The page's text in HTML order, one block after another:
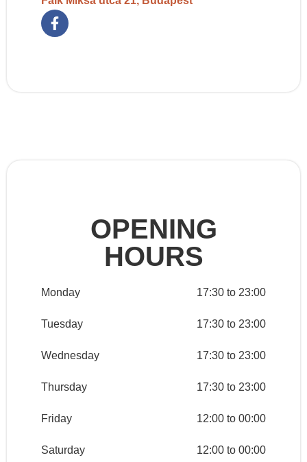
OPENING
HOURS
Monday 17:30 to 23:00
Tuesday 17:30 to 23:00
Wednesday 17:30 to 23:00
Thursday 17:30 to 23:00
Friday 12:00 to 00:00
Saturday 12:00 to 00:00